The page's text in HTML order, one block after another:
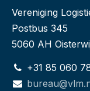
Vereniging
Postbus 345
5060 AH
+31 85 060